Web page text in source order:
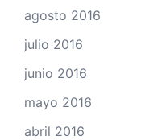
agosto 2016
julio 2016
junio 2016
mayo 2016
abril 2016